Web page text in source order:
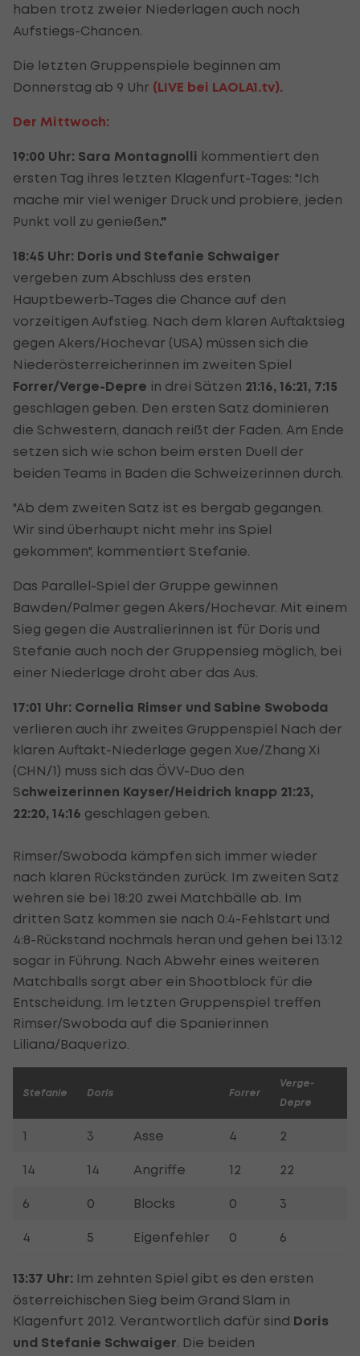
haben trotz zweier Niederlagen auch noch
Aufstiegs-Chancen.
Die letzten Gruppenspiele beginnen am
Donnerstag ab 9 Uhr (LIVE bei LAOLA1.tv).
Der Mittwoch:
19:00 Uhr: Sara Montagnolli kommentiert den
ersten Tag ihres letzten Klagenfurt-Tages: "Ich
mache mir viel weniger Druck und probiere, jeden
Punkt voll zu genießen."
18:45 Uhr: Doris und Stefanie Schwaiger
vergeben zum Abschluss des ersten
Hauptbewerb-Tages die Chance auf den
vorzeitigen Aufstieg. Nach dem klaren Auftaktsieg
gegen Akers/Hochevar (USA) müssen sich die
Niederösterreicherinnen im zweiten Spiel
Forrer/Verge-Depre in drei Sätzen 21:16, 16:21, 7:15
geschlagen geben. Den ersten Satz dominieren
die Schwestern, danach reißt der Faden. Am Ende
setzen sich wie schon beim ersten Duell der
beiden Teams in Baden die Schweizerinnen durch.
"Ab dem zweiten Satz ist es bergab gegangen.
Wir sind überhaupt nicht mehr ins Spiel
gekommen", kommentiert Stefanie.
Das Parallel-Spiel der Gruppe gewinnen
Bawden/Palmer gegen Akers/Hochevar. Mit einem
Sieg gegen die Australierinnen ist für Doris und
Stefanie auch noch der Gruppensieg möglich, bei
einer Niederlage droht aber das Aus.
17:01 Uhr: Cornelia Rimser und Sabine Swoboda
verlieren auch ihr zweites Gruppenspiel Nach der
klaren Auftakt-Niederlage gegen Xue/Zhang Xi
(CHN/1) muss sich das ÖVV-Duo den
Schweizerinnen Kayser/Heidrich knapp 21:23,
22:20, 14:16 geschlagen geben.
Rimser/Swoboda kämpfen sich immer wieder
nach klaren Rückständen zurück. Im zweiten Satz
wehren sie bei 18:20 zwei Matchbälle ab. Im
dritten Satz kommen sie nach 0:4-Fehlstart und
4:8-Rückstand nochmals heran und gehen bei 13:12
sogar in Führung. Nach Abwehr eines weiteren
Matchballs sorgt aber ein Shootblock für die
Entscheidung. Im letzten Gruppenspiel treffen
Rimser/Swoboda auf die Spanierinnen
Liliana/Baquerizo.
Stefanie Doris Forrer
Verge-
Depre
1 3 Asse 4 2
14 14 Angriffe 12 22
6 0 Blocks 0 3
4 5 Eigenfehler 0 6
13:37 Uhr: Im zehnten Spiel gibt es den ersten
österreichischen Sieg beim Grand Slam in
Klagenfurt 2012. Verantwortlich dafür sind Doris
und Stefanie Schwaiger . Die beiden